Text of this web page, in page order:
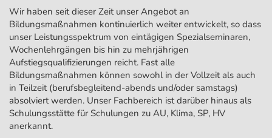
Wir haben seit dieser Zeit unser Angebot an
Bildungsmaßnahmen kontinuierlich weiter entwickelt, so dass
unser Leistungsspektrum von eintägigen Spezialseminaren,
Wochenlehrgängen bis hin zu mehrjährigen
Aufstiegsqualifizierungen reicht. Fast alle
Bildungsmaßnahmen können sowohl in der Vollzeit als auch
in Teilzeit (berufsbegleitend-abends und/oder samstags)
absolviert werden. Unser Fachbereich ist darüber hinaus als
Schulungsstätte für Schulungen zu AU, Klima, SP, HV
anerkannt.